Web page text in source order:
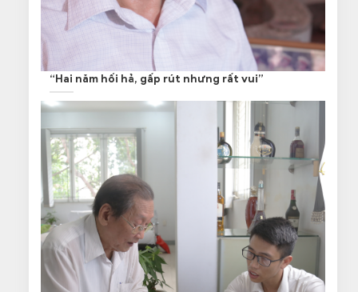
“Hai năm hối hả, gấp rút nhưng rất vui”